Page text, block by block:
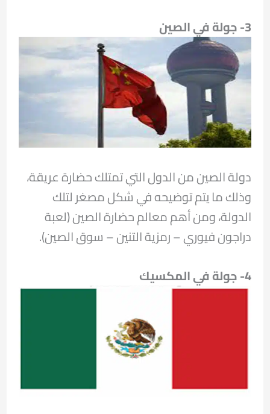
3- جولة في الصين
دولة الصين من الدول التي تمتلك حضارة عريقة،
وذلك ما يتم توضيحه في شكل مصغر لتلك
الدولة، ومن أهم معالم حضارة الصين (لعبة
دراجون فيوري – رمزية التنين – سوق الصين).
4- جولة في المكسيك